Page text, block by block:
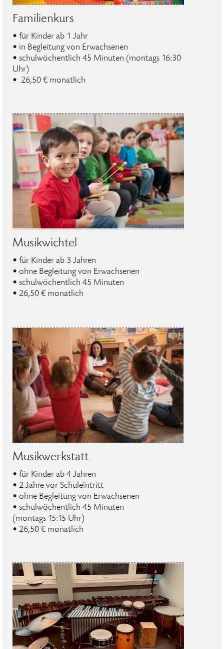
Familienkurs
• für Kinder ab 1 Jahr
• in Begleitung von Erwachsenen
• schulwöchentlich 45 Minuten (montags 16:30
Uhr)
• 26,50 € monatlich
Musikwichtel
• für Kinder ab 3 Jahren
• ohne Begleitung von Erwachsenen
• schulwöchentlich 45 Minuten
• 26,50 € monatlich
Musikwerkstatt
• für Kinder ab 4 Jahren
• 2 Jahre vor Schuleintritt
• ohne Begleitung von Erwachsenen
• schulwöchentlich 45 Minuten
(montags 15:15 Uhr)
• 26,50 € monatlich